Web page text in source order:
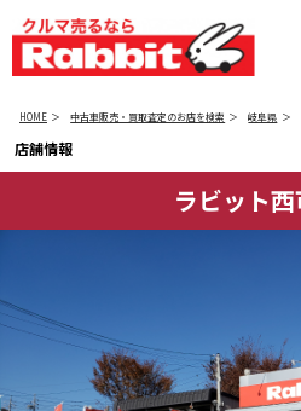
HOME 中古車販売・買取査定のお店を検索 岐阜県
店舗情報
ラビット